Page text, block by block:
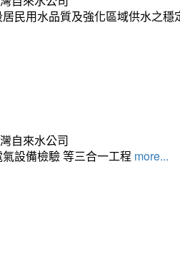
民用水品質及強化區域供水之
自來水公司
設備檢驗 等三合一工程 more...